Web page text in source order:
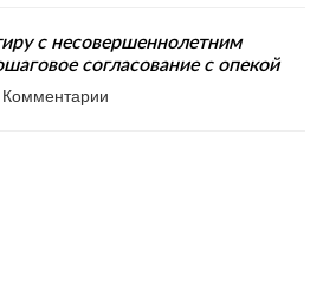
с несовершеннолетним
согласование с опекой